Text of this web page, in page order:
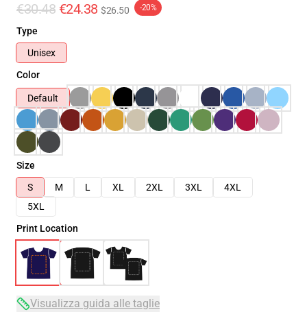
€30.48 €24.38 $26.50 -20%
Type
Unisex
Color
Default
Size
S
M L XL 2XL 3XL
4XL
5XL
Print Location
Visualizza guida alle taglie